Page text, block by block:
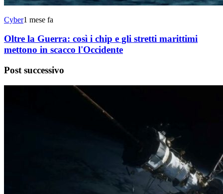
Cyber1 mese fa
Oltre la Guerra: così i chip e gli stretti marittimi
mettono in scacco l'Occidente
Post successivo